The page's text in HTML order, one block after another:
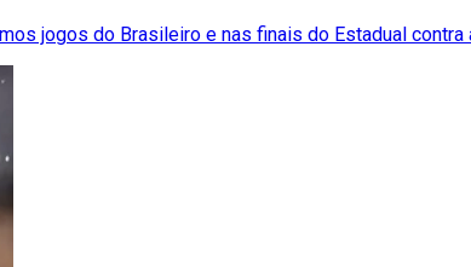
jogos do Brasileiro e nas finais do Estadual contra